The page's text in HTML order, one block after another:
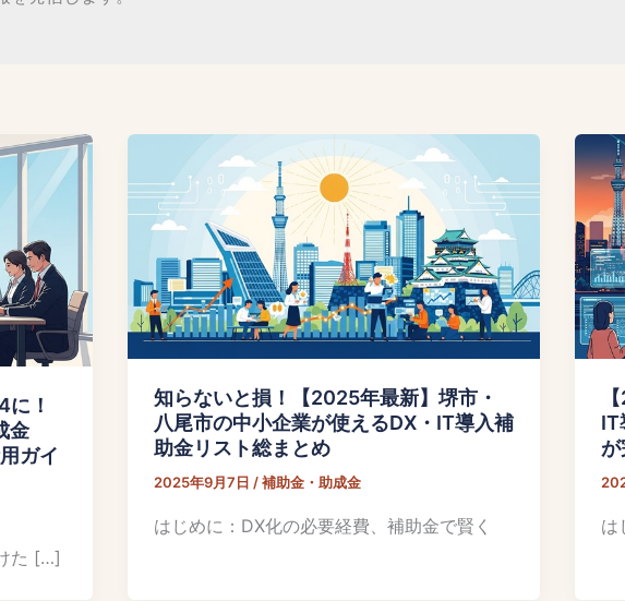
に！
金
ガイ
た […]
知らないと損！【2025年最新】堺市・
八尾市の中小企業が使えるDX・IT導入補
助金リスト総まとめ
2025年9月7日 /補助金・助成金
はじめに：DX化の必要経費、補助金で賢く
IT
は